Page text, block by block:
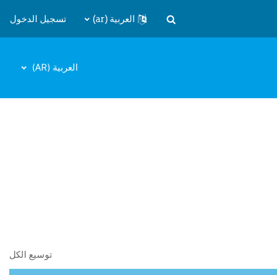
تبديل إدخال البحث
العربية ‎(ar)‎ تسجيل الدخول
العربية ‎(AR)‎
توسيع الكل